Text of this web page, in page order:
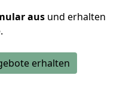
aus und erhalten
erhalten